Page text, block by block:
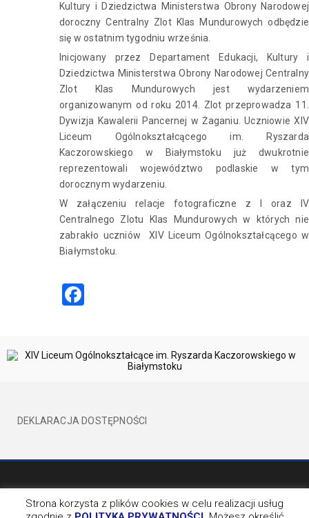
Kultury i Dziedzictwa Ministerstwa Obrony Narodowej
doroczny Centralny Zlot Klas Mundurowych odbędzie
się w ostatnim tygodniu września.
Inicjowany przez Departament Edukacji, Kultury i
Dziedzictwa Ministerstwa Obrony Narodowej Centralny
Zlot Klas Mundurowych jest wydarzeniem
organizowanym od roku 2014. Zlot przeprowadza 11.
Dywizja Kawalerii Pancernej w Żaganiu. Uczniowie XIV
Liceum Ogólnokształcącego im. Ryszarda
Kaczorowskiego w Białymstoku już dwukrotnie
reprezentowali województwo podlaskie w tym
dorocznym wydarzeniu.
W załączeniu relacje fotograficzne z I oraz IV
Centralnego Zlotu Klas Mundurowych w których nie
zabrakło uczniów XIV Liceum Ogólnokształcącego w
Białymstoku.
DEKLARACJA DOSTĘPNOŚCI
Strona korzysta z plików cookies w celu realizacji usług